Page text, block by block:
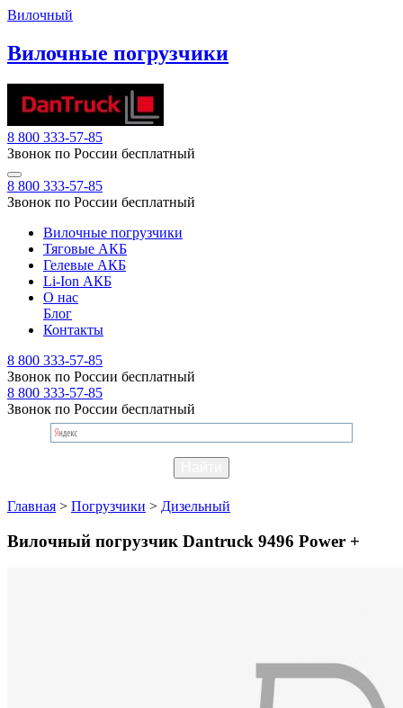
Вилочный
Вилочные погрузчики
8 800 333-57-85
Звонок по России бесплатный
8 800 333-57-85
Звонок по России бесплатный
Вилочные погрузчики
Тяговые АКБ
Гелевые АКБ
Li-Ion АКБ
О нас
Блог
Контакты
8 800 333-57-85
Звонок по России бесплатный
8 800 333-57-85
Звонок по России бесплатный
Главная > Погрузчики > Дизельный
Вилочный погрузчик Dantruck 9496 Power +